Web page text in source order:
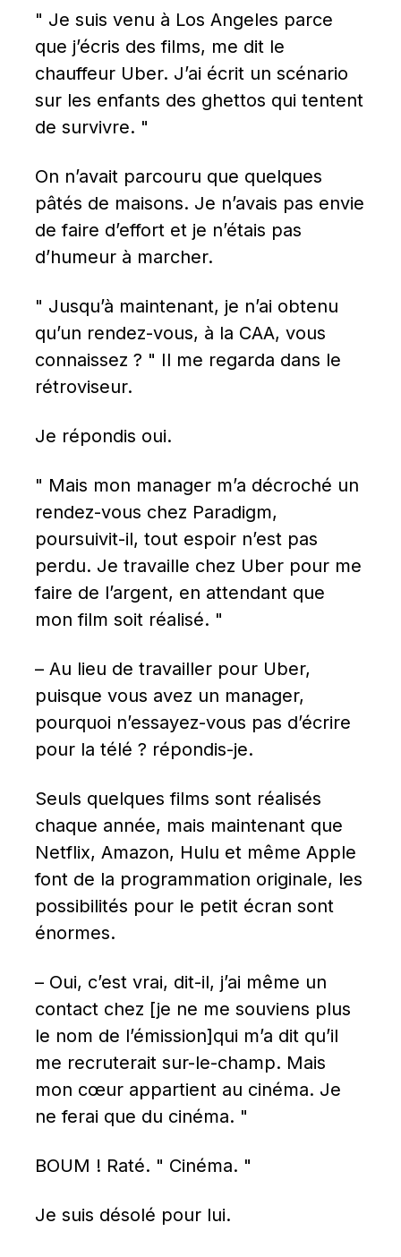
" Je suis venu à Los Angeles parce
que j’écris des films, me dit le
chauffeur Uber. J’ai écrit un scénario
sur les enfants des ghettos qui tentent
de survivre. "
On n’avait parcouru que quelques
pâtés de maisons. Je n’avais pas envie
de faire d’effort et je n’étais pas
d’humeur à marcher.
" Jusqu’à maintenant, je n’ai obtenu
qu’un rendez-vous, à la CAA, vous
connaissez ? " Il me regarda dans le
rétroviseur.
Je répondis oui.
" Mais mon manager m’a décroché un
rendez-vous chez Paradigm,
poursuivit-il, tout espoir n’est pas
perdu. Je travaille chez Uber pour me
faire de l’argent, en attendant que
mon film soit réalisé. "
– Au lieu de travailler pour Uber,
puisque vous avez un manager,
pourquoi n’essayez-vous pas d’écrire
pour la télé ? répondis-je.
Seuls quelques films sont réalisés
chaque année, mais maintenant que
Netflix, Amazon, Hulu et même Apple
font de la programmation originale, les
possibilités pour le petit écran sont
énormes.
– Oui, c’est vrai, dit-il, j’ai même un
contact chez [je ne me souviens plus
le nom de l’émission]qui m’a dit qu’il
me recruterait sur-le-champ. Mais
mon cœur appartient au cinéma. Je
ne ferai que du cinéma. "
BOUM ! Raté. " Cinéma. "
Je suis désolé pour lui.